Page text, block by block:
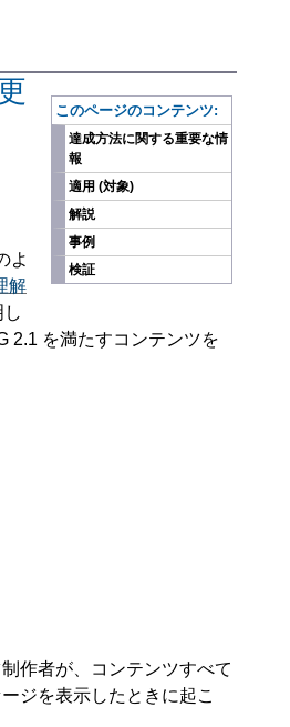
このページのコンテンツ:
達成方法に関する重要な情
報
適用 (対象)
解説
事例
検証
よ
解
2.1 を満たすコンテンツを
作者が、コンテンツすべて
ジを表示したときに起こ